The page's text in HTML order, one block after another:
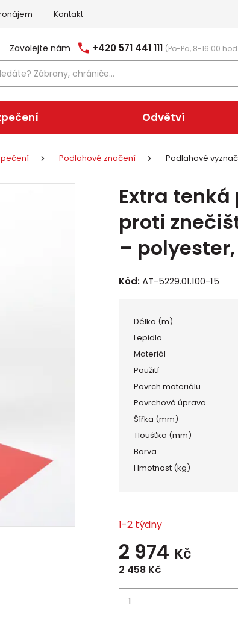
Kontakt
Zavolejte nám +420 571 441 111 (Po-Pa, 8-16:00
Odvětví
Podlahové značení Podlahové
Extra
proti
–
Kód:AT-5229.01.100-15
Délka (m)
Lepidlo
Materiál
Použití
Povrch materiálu
Povrchová úprava
Šířka (mm)
Tloušťka (mm)
Barva
Hmotnost (kg)
1-2 týdny
2 974 Kč
2 458 Kč